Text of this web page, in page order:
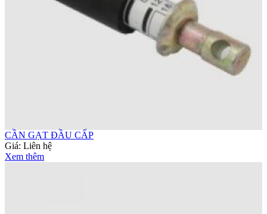
CẦN GẠT ĐẦU CẤP
Giá: Liên hệ
Xem thêm